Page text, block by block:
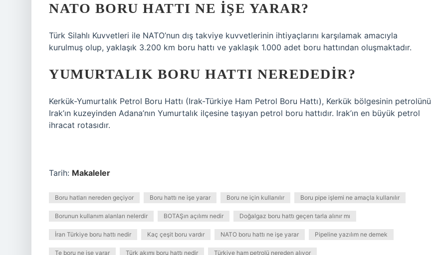
NATO BORU HATTI NE IŞE YARAR?
Türk Silahlı Kuvvetleri ile NATO’nun dış takviye kuvvetlerinin ihtiyaçlarını karşılamak amacıyla
kurulmuş olup, yaklaşık 3.200 km boru hattı ve yaklaşık 1.000 adet boru hattından oluşmaktadır.
YUMURTALIK BORU HATTI NEREDEDIR?
Kerkük-Yumurtalık Petrol Boru Hattı (Irak-Türkiye Ham Petrol Boru Hattı), Kerkük bölgesinin petrolünü
Irak’ın kuzeyinden Adana’nın Yumurtalık ilçesine taşıyan petrol boru hattıdır. Irak’ın en büyük petrol
ihracat rotasıdır.
Tarih: Makaleler
Boru hatları nereden geçiyor Boru hattı ne işe yarar Boru ne için kullanılır Boru pipe işlemi ne amaçla kullanılır
Borunun kullanım alanları nelerdir BOTAŞın açılımı nedir Doğalgaz boru hattı geçen tarla alınır mı
İran Türkiye boru hattı nedir Kaç çeşit boru vardır NATO boru hattı ne işe yarar Pipeline yazılım ne demek
Te boru ne işe yarar Türk akımı boru hattı nedir Türkiye ham petrolü nereden alıyor